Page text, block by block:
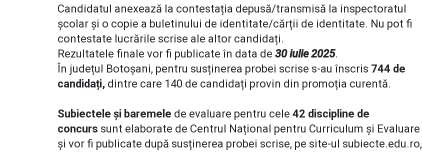
Candidatul anexează la contestația depusă/transmisă la inspectoratul
școlar și o copie a buletinului de identitate/cărții de identitate. Nu pot fi
contestate lucrările scrise ale altor candidați.
Rezultatele finale vor fi publicate în data de 30 iulie 2025.
În județul Botoșani, pentru susținerea probei scrise s-au înscris 744 de
candidați, dintre care 140 de candidați provin din promoția curentă.
Subiectele și baremele de evaluare pentru cele 42 discipline de
concurs sunt elaborate de Centrul Național pentru Curriculum și Evaluare
și vor fi publicate după susținerea probei scrise, pe site-ul subiecte.edu.ro,